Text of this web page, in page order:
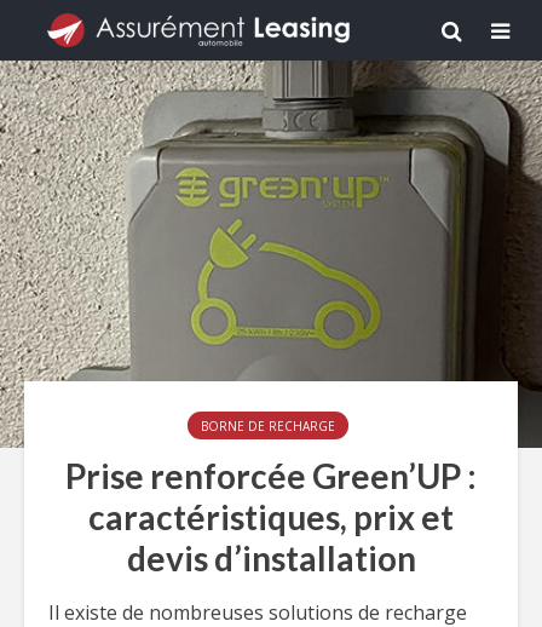
BORNE DE RECHARGE
Prise renforcée Green’UP :
caractéristiques, prix et
devis d’installation
Il existe de nombreuses solutions de recharge